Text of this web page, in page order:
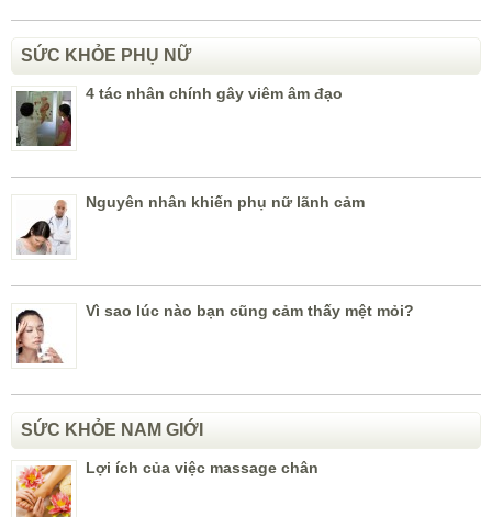
SỨC KHỎE PHỤ NỮ
4 tác nhân chính gây viêm âm đạo
Nguyên nhân khiến phụ nữ lãnh cảm
Vì sao lúc nào bạn cũng cảm thấy mệt mỏi?
SỨC KHỎE NAM GIỚI
Lợi ích của việc massage chân